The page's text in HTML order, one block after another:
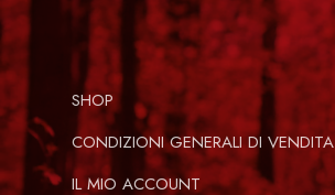
SHOP
CONDIZIONI GENERALI DI VENDITA
IL MIO ACCOUNT